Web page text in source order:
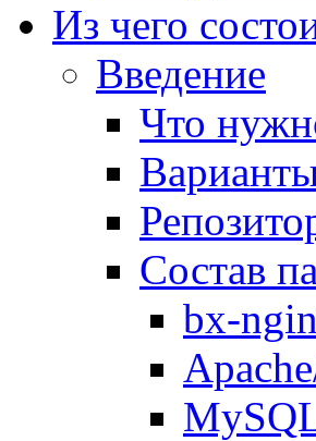
Из чего
Введение
Что
Состав
bx-